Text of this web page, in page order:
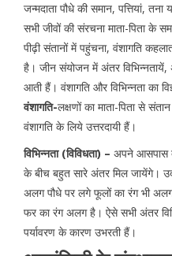
जन्मदाता पौधे की समान, पत्तियां,
सभी जीवों की संरचना माता-पिता के
पीढ़ी संतानों में पहुंचना, वंशागति
है। जीन संयोजन में अंतर विभिन्नतायें,
आती हैं। वंशागति और विभिन्नता का
वंशागति-लक्षणों का माता-पिता से
वंशागति के लिये उत्तरदायी हैं।
विभिन्नता (विविधता) – अपने आसपास
के बीच बहुत सारे अंतर मिल जायेंगे।
अलग पौधे पर लगे फूलों का रंग भी
फर का रंग अलग है। ऐसे सभी अंतर
पर्यावरण के कारण उभरती हैं।